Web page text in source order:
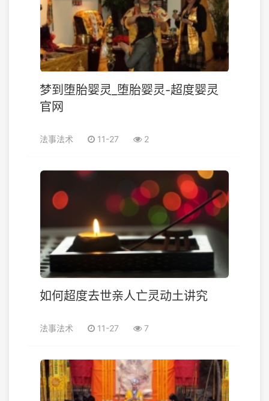
梦到堕胎婴灵_堕胎婴灵-超度婴灵
官网
法事法术 11-27 2
如何超度去世亲人亡灵动土讲究
法事法术 11-27 7